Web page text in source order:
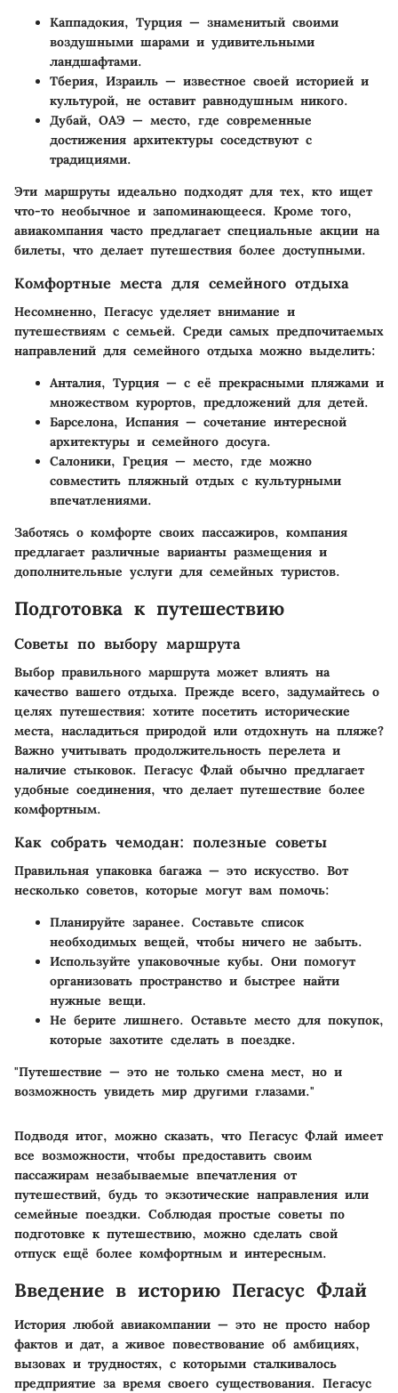
Каппадокия, Турция — знаменитый своими
воздушными шарами и удивительными
ландшафтами.
Тберия, Израиль — известное своей историей и
культурой, не оставит равнодушным никого.
Дубай, ОАЭ — место, где современные
достижения архитектуры соседствуют с
традициями.
Эти маршруты идеально подходят для тех, кто ищет
что-то необычное и запоминающееся. Кроме того,
авиакомпания часто предлагает специальные акции на
билеты, что делает путешествия более доступными.
Комфортные места для семейного отдыха
Несомненно, Пегасус уделяет внимание и
путешествиям с семьей. Среди самых предпочитаемых
направлений для семейного отдыха можно выделить:
Анталия, Турция — с её прекрасными пляжами и
множеством курортов, предложений для детей.
Барселона, Испания — сочетание интересной
архитектуры и семейного досуга.
Салоники, Греция — место, где можно
совместить пляжный отдых с культурными
впечатлениями.
Заботясь о комфорте своих пассажиров, компания
предлагает различные варианты размещения и
дополнительные услуги для семейных туристов.
Подготовка к путешествию
Советы по выбору маршрута
Выбор правильного маршрута может влиять на
качество вашего отдыха. Прежде всего, задумайтесь о
целях путешествия: хотите посетить исторические
места, насладиться природой или отдохнуть на пляже?
Важно учитывать продолжительность перелета и
наличие стыковок. Пегасус Флай обычно предлагает
удобные соединения, что делает путешествие более
комфортным.
Как собрать чемодан: полезные советы
Правильная упаковка багажа — это искусство. Вот
несколько советов, которые могут вам помочь:
Планируйте заранее. Составьте список
необходимых вещей, чтобы ничего не забыть.
Используйте упаковочные кубы. Они помогут
организовать пространство и быстрее найти
нужные вещи.
Не берите лишнего. Оставьте место для покупок,
которые захотите сделать в поездке.
"Путешествие — это не только смена мест, но и
возможность увидеть мир другими глазами."
Подводя итог, можно сказать, что Пегасус Флай имеет
все возможности, чтобы предоставить своим
пассажирам незабываемые впечатления от
путешествий, будь то экзотические направления или
семейные поездки. Соблюдая простые советы по
подготовке к путешествию, можно сделать свой
отпуск ещё более комфортным и интересным.
Введение в историю Пегасус Флай
История любой авиакомпании — это не просто набор
фактов и дат, а живое повествование об амбициях,
вызовах и трудностях, с которыми сталкивалось
предприятие за время своего существования. Пегасус